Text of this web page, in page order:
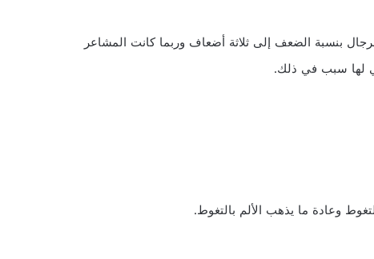
بنسبة الضعف إلى ثلاثة أضعاف وربما كانت المشاعر
لها سبب في ذلك.
وعادة ما يذهب الألم بالتغوط.